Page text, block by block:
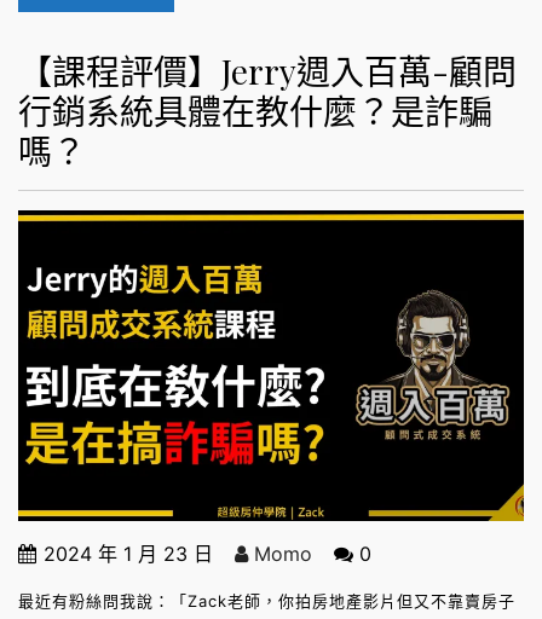
【課程評價】Jerry週入百萬-顧問
行銷系統具體在教什麼？是詐騙
嗎？
2024 年 1 月 23 日 Momo 0
最近有粉絲問我說：「Zack老師，你拍房地產影片但又不靠賣房子